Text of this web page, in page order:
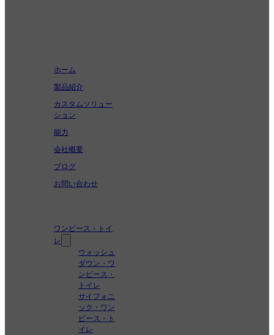
ホーム
製品紹介
カスタムソリュー
ション
能力
会社概要
ブログ
お問い合わせ
ワンピース・トイ
レ
ウォッシュ
ダウン・ワ
ンピース・
トイレ
サイフォニ
ック・ワン
ピース・ト
イレ